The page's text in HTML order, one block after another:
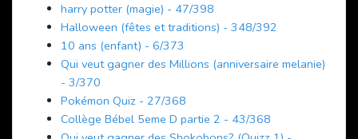
harry potter (magie) - 47/398
Halloween (fêtes et traditions) - 348/392
10 ans (enfant) - 6/373
Qui veut gagner des Millions (anniversaire melanie)
- 3/370
Pokémon Quiz - 27/368
Collège Bébel 5eme D partie 2 - 43/368